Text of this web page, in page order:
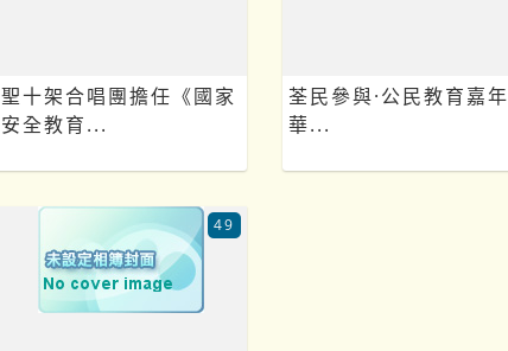
聖十架合唱團擔任《國家
安全教育...
荃民參與·公民教育嘉年
華...
49